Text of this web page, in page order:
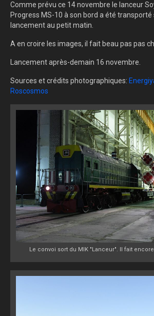
Comme prévu ce 14 novembre le lanceur
Progress MS-10 à son bord a été transporté
lancement au petit matin.
A en croire les images, il fait beau pas pas
Lancement après-demain 16 novembre.
Sources et crédits photographiques:
Roscosmos
Le convoi sort du MIK "Lanceur". Il fait